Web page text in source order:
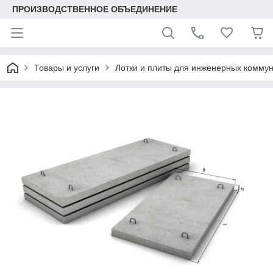
ПРОИЗВОДСТВЕННОЕ ОБЪЕДИНЕНИЕ
Товары и услуги Лотки и плиты для инженерных